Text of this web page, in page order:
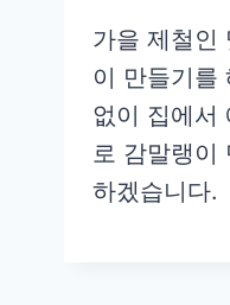
가을 제철인
이 만들기를
없이 집에서
로 감말랭이
하겠습니다.